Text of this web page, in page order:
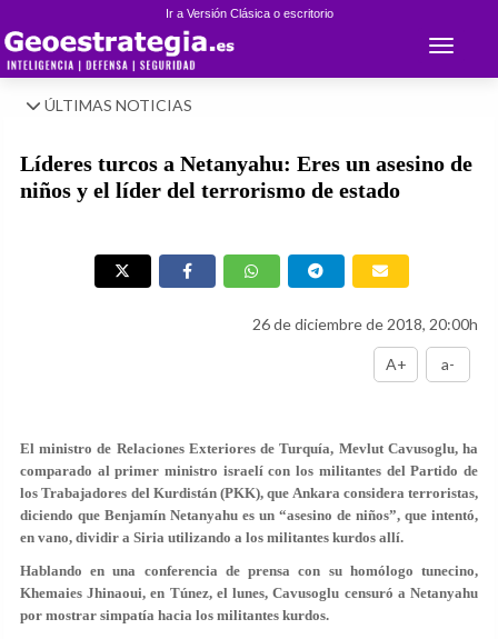
Ir a Versión Clásica o escritorio
Toggle
ÚLTIMAS NOTICIAS
Líderes turcos a Netanyahu: Eres un asesino de
niños y el líder del terrorismo de estado
26 de diciembre de 2018, 20:00h
A+ a-
El ministro de Relaciones Exteriores de Turquía, Mevlut Cavusoglu, ha
comparado al primer ministro israelí con los militantes del Partido de
los Trabajadores del Kurdistán (PKK), que Ankara considera terroristas,
diciendo que Benjamín Netanyahu es un “asesino de niños”, que intentó,
en vano, dividir a Siria utilizando a los militantes kurdos allí.
Hablando en una conferencia de prensa con su homólogo tunecino,
Khemaies Jhinaoui, en Túnez, el lunes, Cavusoglu censuró a Netanyahu
por mostrar simpatía hacia los militantes kurdos.